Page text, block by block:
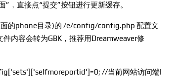
，直接点“提交”按钮进行更新缓存。
的phone目录)的 /e/config/config.php 配置文
内容会转为GBK，推荐用Dreamweaver修
//当前网站访问端I